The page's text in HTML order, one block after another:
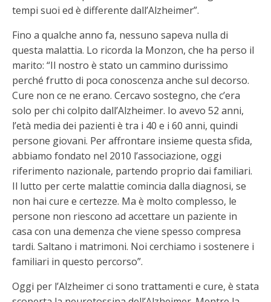
tempi suoi ed è differente dall’Alzheimer”.
Fino a qualche anno fa, nessuno sapeva nulla di
questa malattia. Lo ricorda la Monzon, che ha perso il
marito: “Il nostro è stato un cammino durissimo
perché frutto di poca conoscenza anche sul decorso.
Cure non ce ne erano. Cercavo sostegno, che c’era
solo per chi colpito dall’Alzheimer. Io avevo 52 anni,
l’età media dei pazienti è tra i 40 e i 60 anni, quindi
persone giovani. Per affrontare insieme questa sfida,
abbiamo fondato nel 2010 l’associazione, oggi
riferimento nazionale, partendo proprio dai familiari.
Il lutto per certe malattie comincia dalla diagnosi, se
non hai cure e certezze. Ma è molto complesso, le
persone non riescono ad accettare un paziente in
casa con una demenza che viene spesso compresa
tardi. Saltano i matrimoni. Noi cerchiamo i sostenere i
familiari in questo percorso”.
Oggi per l’Alzheimer ci sono trattamenti e cure, è stata